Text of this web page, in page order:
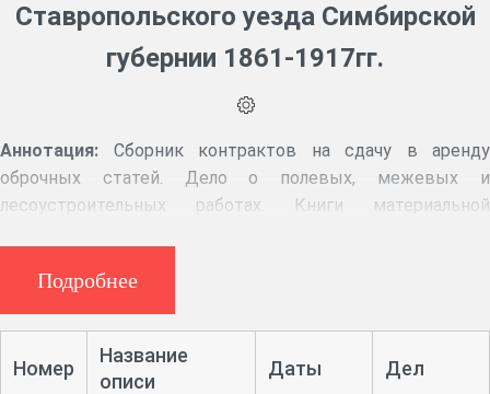
Ставропольского уезда Симбирской
губернии 1861-1917гг.
Аннотация: Сборник контрактов на сдачу в аренду
оброчных статей. Дело о полевых, межевых и
лесоустроительных работах. Книги материальной
промысловых оброчных статей, страховые книги имения.
Сметы доходов и расходов, годовые отчёты имения. Дела
Дела о лесной страже: об определении на службу и
Подробнее
Номер
Название
описи
Даты Дел